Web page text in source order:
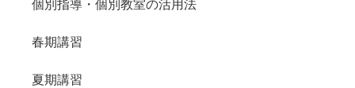
個別指導・個別教室の活用法
春期講習
夏期講習